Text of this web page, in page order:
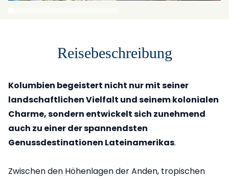
Reisebeschreibung
Kolumbien begeistert nicht nur mit seiner
landschaftlichen Vielfalt und seinem kolonialen
Charme, sondern entwickelt sich zunehmend
auch zu einer der spannendsten
Genussdestinationen Lateinamerikas.
Zwischen den Höhenlagen der Anden, tropischen